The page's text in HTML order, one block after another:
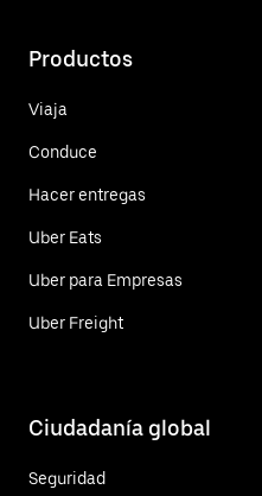
Productos
Viaja
Conduce
Hacer entregas
Uber Eats
Uber para Empresas
Uber Freight
Ciudadanía global
Seguridad